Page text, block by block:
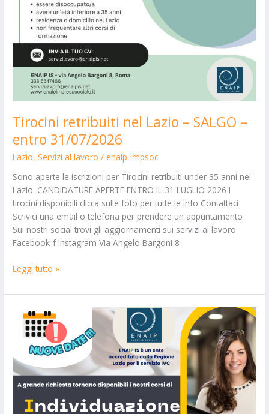
Tirocini retribuiti nel Lazio – SALGO –
entro 31/07/2026
Lazio,Servizi al lavoro / enaip-impsoc
Sono aperte le iscrizioni per Tirocini retribuiti under 35 anni nel
Lazio. CANDIDATURE APERTE ENTRO IL 31 LUGLIO 2026 I
tirocini disponibili clicca sulle foto per tutte le info Contattaci
Scrivici una email o telefona per prendere un appuntamento
Sui nostri social trovi gli aggiornamenti sui servizi al lavoro
Facebook-f Instagram Via Angelo Bargoni 8
Leggi tutto »
nuovi
corsi
di
IVC